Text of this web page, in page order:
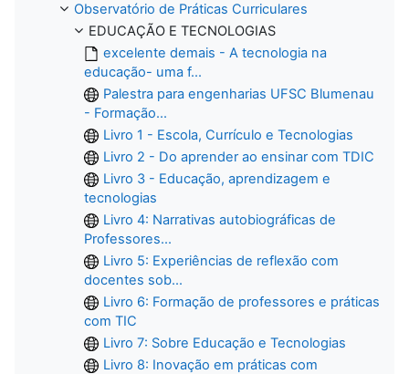
Observatório de Práticas Curriculares
EDUCAÇÃO E TECNOLOGIAS
excelente demais - A tecnologia na
educação- uma f...
Palestra para engenharias UFSC Blumenau
- Formação...
Livro 1 - Escola, Currículo e Tecnologias
Livro 2 - Do aprender ao ensinar com TDIC
Livro 3 - Educação, aprendizagem e
tecnologias
Livro 4: Narrativas autobiográficas de
Professores...
Livro 5: Experiências de reflexão com
docentes sob...
Livro 6: Formação de professores e práticas
com TIC
Livro 7: Sobre Educação e Tecnologias
Livro 8: Inovação em práticas com